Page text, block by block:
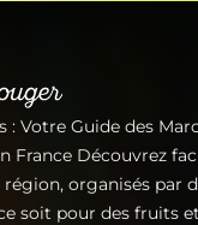
: Votre Guide des
France Découvrez
organisés par
soit pour des fruits